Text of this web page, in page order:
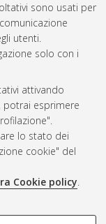
sono usati per
utenti.
solo con i
attivando
potrai esprimere
lo stato dei
cookie" del
Cookie policy.
8 20:46:47 2026